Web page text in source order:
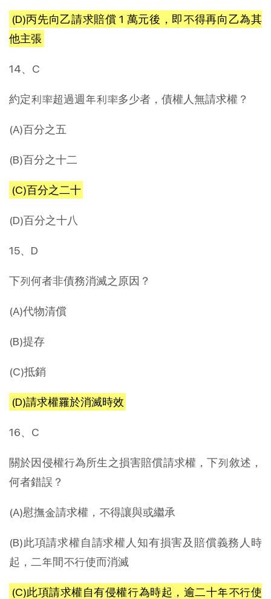
(D)丙先向乙請求賠償 1 萬元後，即不得再向乙為其
他主張
14、C
約定利率超過週年利率多少者，債權人無請求權？
(A)百分之五
(B)百分之十二
(C)百分之二十
(D)百分之十八
15、D
下列何者非債務消滅之原因？
(A)代物清償
(B)提存
(C)抵銷
(D)請求權罹於消滅時效
16、C
關於因侵權行為所生之損害賠償請求權，下列敘述，
何者錯誤？
(A)慰撫金請求權，不得讓與或繼承
(B)此項請求權自請求權人知有損害及賠償義務人時
起，二年間不行使而消滅
(C)此項請求權自有侵權行為時起，逾二十年不行使